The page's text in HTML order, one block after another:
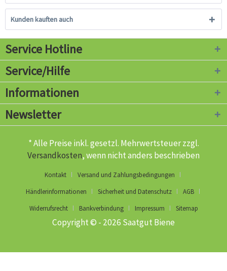
Kunden kauften auch
Service Hotline
Service/Hilfe
Informationen
Newsletter
* Alle Preise inkl. gesetzl. Mehrwertsteuer zzgl.
Versandkosten, wenn nicht anders beschrieben
Kontakt
Versand und Zahlungsbedingungen
Händlerinformationen
Sicherheit und Datenschutz
AGB
Widerrufsrecht
Bankverbindung Impressum Sitemap
Copyright © - 2026 Saatgut Biene